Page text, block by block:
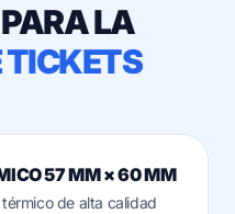
LA
TICKETS
57 MM × 60 MM
de alta calidad